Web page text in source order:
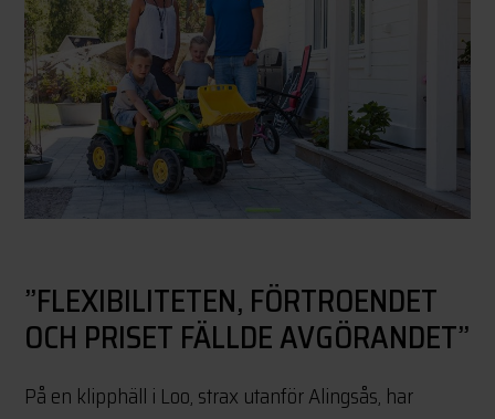
”FLEXIBILITETEN, FÖRTROENDET
OCH PRISET FÄLLDE AVGÖRANDET”
På en klipphäll i Loo, strax utanför Alingsås, har